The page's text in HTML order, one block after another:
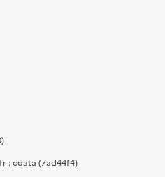
: cdata (7ad44f4)